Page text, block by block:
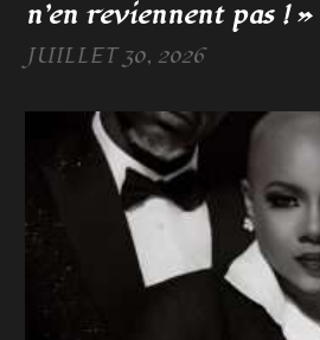
n’en reviennent pas ! »
JUILLET 30, 2026